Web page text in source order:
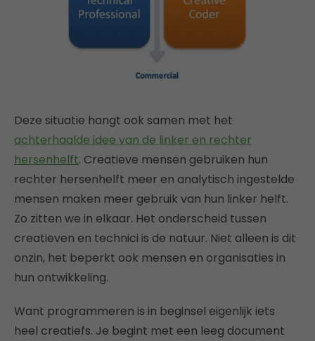
Deze situatie hangt ook samen met het
achterhaalde idee van de linker en rechter
hersenhelft. Creatieve mensen gebruiken hun
rechter hersenhelft meer en analytisch ingestelde
mensen maken meer gebruik van hun linker helft.
Zo zitten we in elkaar. Het onderscheid tussen
creatieven en technici is de natuur. Niet alleen is dit
onzin, het beperkt ook mensen en organisaties in
hun ontwikkeling.
Want programmeren is in beginsel eigenlijk iets
heel creatiefs. Je begint met een leeg document